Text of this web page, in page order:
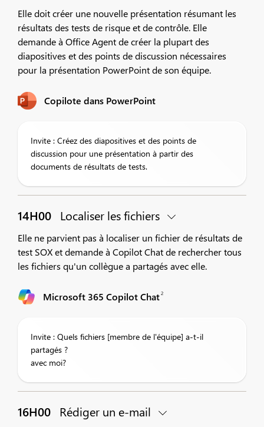
Elle doit créer une nouvelle présentation résumant les
résultats des tests de risque et de contrôle. Elle
demande à Office Agent de créer la plupart des
diapositives et des points de discussion nécessaires
pour la présentation PowerPoint de son équipe.
Copilote dans PowerPoint
Invite : Créez des diapositives et des points de
discussion pour une présentation à partir des
documents de résultats de tests.
14H00 Localiser les fichiers
Elle ne parvient pas à localiser un fichier de résultats de
test SOX et demande à Copilot Chat de rechercher tous
les fichiers qu'un collègue a partagés avec elle.
Microsoft 365 Copilot Chat2
Invite : Quels fichiers [membre de l'équipe] a-t-il
partagés ?
avec moi?
16H00 Rédiger un e-mail